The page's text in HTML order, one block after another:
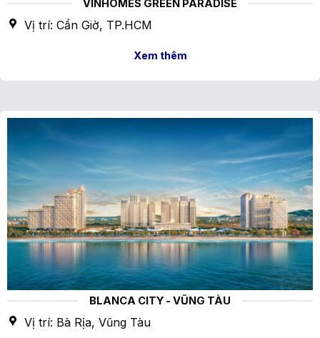
VINHOMES GREEN PARADISE
Vị trí: Cần Giờ, TP.HCM
Xem thêm
BLANCA CITY - VŨNG TÀU
Vị trí: Bà Rịa, Vũng Tàu